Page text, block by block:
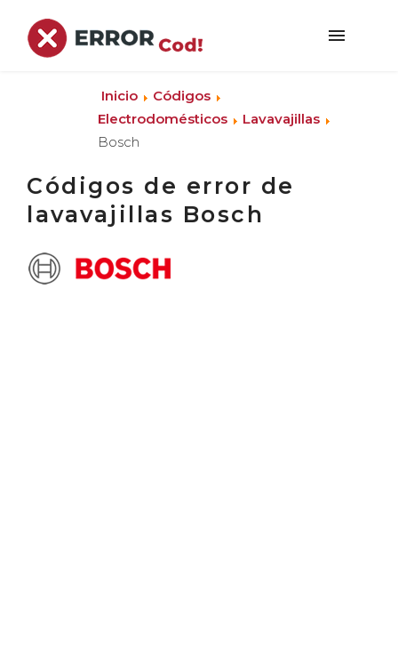
Inicio
Códigos
Electrodomésticos
Lavavajillas
Bosch
Códigos de error de
lavavajillas Bosch